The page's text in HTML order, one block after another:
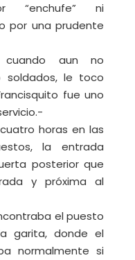
“enchufe” ni
por una prudente
aun no
soldados, le toco
fue uno
horas en las
la entrada
posterior que
y próxima al
el puesto
garita, donde el
normalmente si